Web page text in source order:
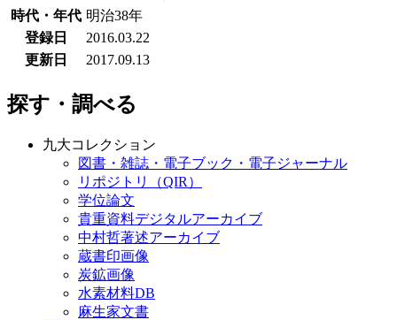
時代・年代 明治38年
登録日
2016.03.22
更新日
2017.09.13
探す・調べる
九大コレクション
図書・雑誌・電子ブック・電子ジャーナル
リポジトリ（QIR）
学位論文
貴重資料デジタルアーカイブ
中村哲著述アーカイブ
蔵書印画像
炭鉱画像
水素材料DB
麻生家文書